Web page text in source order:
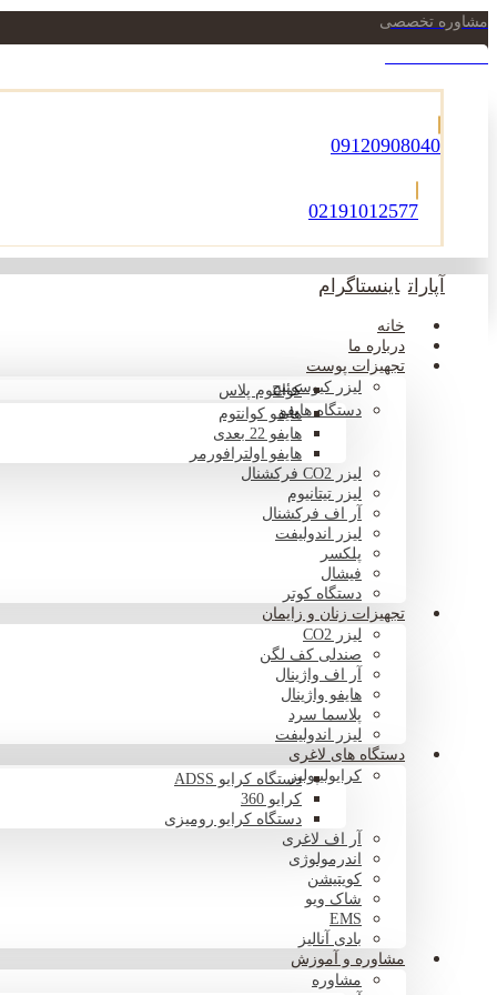
مشاوره تخصصی
09120908040
02191012577
آپارات اینستاگرام
خانه
درباره ما
تجهیزات پوست
لیزر کیوسوئیچکوانتوم پلاس
دستگاه هایفوهایفو کوانتوم
هایفو 22 بعدی
هایفو اولترافورمر
لیزر CO2 فرکشنال
لیزر تیتانیوم
آر اف فرکشنال
لیزر اندولیفت
پلکسر
فیشال
دستگاه کوتر
تجهیزات زنان و زایمان
لیزر CO2
صندلی کف لگن
آر اف واژینال
هایفو واژینال
پلاسما سرد
لیزر اندولیفت
دستگاه های لاغری
کرایولیپولیزدستگاه کرایو ADSS
کرایو 360
دستگاه کرایو رومیزی
آر اف لاغری
اندرمولوژی
کویتیشن
شاک ویو
EMS
بادی آنالیز
مشاوره و آموزش
مشاوره